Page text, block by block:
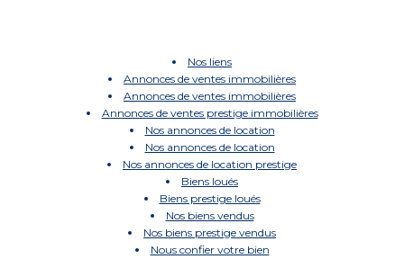
Nos liens
Annonces de ventes immobilières
Annonces de ventes immobilières
Annonces de ventes prestige immobilières
Nos annonces de location
Nos annonces de location
Nos annonces de location prestige
Biens loués
Biens prestige loués
Nos biens vendus
Nos biens prestige vendus
Nous confier votre bien